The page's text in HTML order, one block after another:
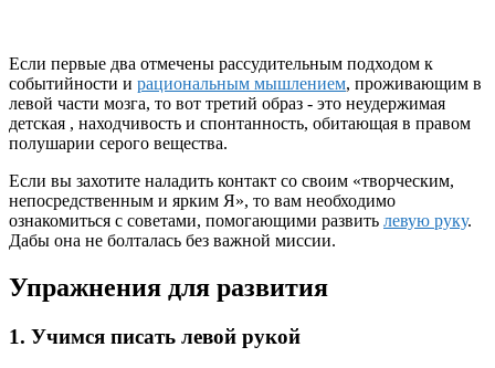
Если первые два отмечены рассудительным подходом к
событийности и рациональным мышлением, проживающим в
левой части мозга, то вот третий образ - это неудержимая
детская , находчивость и спонтанность, обитающая в правом
полушарии серого вещества.
Если вы захотите наладить контакт со своим «творческим,
непосредственным и ярким Я», то вам необходимо
ознакомиться с советами, помогающими развить левую руку.
Дабы она не болталась без важной миссии.
Упражнения для развития
1. Учимся писать левой рукой